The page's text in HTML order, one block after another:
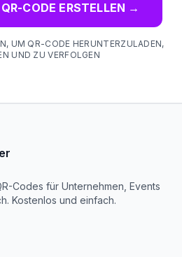
CODE ERSTELLEN →
UM QR-CODE HERUNTERZULADEN,
UND ZU VERFOLGEN
Codes für Unternehmen, Events
Kostenlos und einfach.